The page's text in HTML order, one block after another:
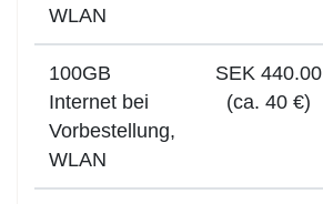
WLAN
100GB
Internet bei
Vorbestellung,
WLAN
SEK 440.00
(ca. 40 €)